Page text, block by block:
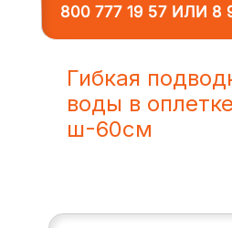
800 777 19 57ИЛИ 8
Гибкая
воды в
ш-60см